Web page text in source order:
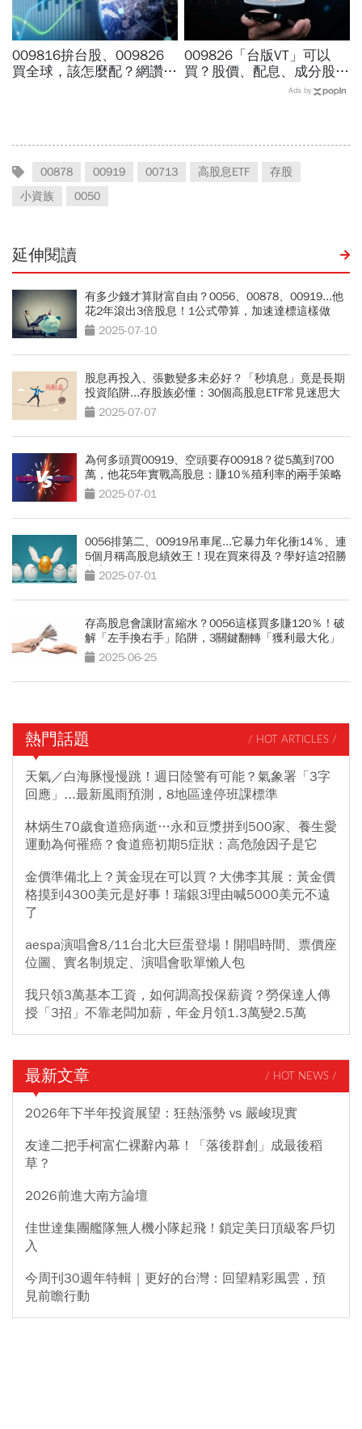
009816拚台股、009826
買全球，該怎麼配？網讚
009826「台版VT」可以
買？股價、配息、成分股…
和全球VT哪不同，為何連
Ads by
00878 00919 00713 高股息ETF
存股
小資族
0050
延伸閱讀
有多少錢才算財富自由？0056、00878、00919...他
花2年滾出3倍股息！1公式帶算，加速達標這樣做
2025-07-10
股息再投入、張數變多未必好？「秒填息」竟是長期
投資陷阱...存股族必懂：30個高股息ETF常見迷思大
全 2025-07-07
為何多頭買00919、空頭要存00918？從5萬到700
萬，他花5年實戰高股息：賺10％殖利率的兩手策略
2025-07-01
0056排第二、00919吊車尾...它暴力年化衝14％、連
5個月稱高股息績效王！現在買來得及？學好這2招勝
率高2025-07-01
存高股息會讓財富縮水？0056這樣買多賺120％！破
解「左手換右手」陷阱，3關鍵翻轉「獲利最大化」
2025-06-25
熱門話題 / HOT ARTICLES /
天氣／白海豚慢慢跳！週日陸警有可能？氣象署「3字
回應」...最新風雨預測，8地區達停班課標準
林炳生70歲食道癌病逝…永和豆漿拼到500家、養生愛
運動為何罹癌？食道癌初期5症狀：高危險因子是它
金價準備北上？黃金現在可以買？大佛李其展：黃金價
格摸到4300美元是好事！瑞銀3理由喊5000美元不遠
了
aespa演唱會8/11台北大巨蛋登場！開唱時間、票價座
位圖、實名制規定、演唱會歌單懶人包
我只領3萬基本工資，如何調高投保薪資？勞保達人傳
授「3招」不靠老闆加薪，年金月領1.3萬變2.5萬
最新文章 / HOT NEWS /
2026年下半年投資展望：狂熱漲勢 vs 嚴峻現實
友達二把手柯富仁裸辭內幕！「落後群創」成最後稻
草？
2026前進大南方論壇
佳世達集團艦隊無人機小隊起飛！鎖定美日頂級客戶切
入
今周刊30週年特輯｜更好的台灣：回望精彩風雲，預
見前瞻行動